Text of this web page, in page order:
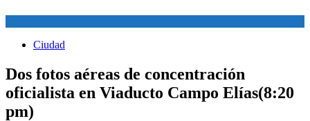
Ciudad
Dos fotos aéreas de concentración
oficialista en Viaducto Campo Elías(8:20
pm)